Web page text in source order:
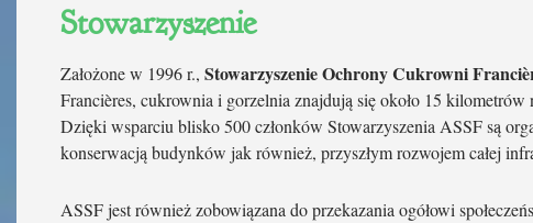
Stowarzyszenie
Założone w 1996 r., Stowarzyszenie Ochrony Cukrowni
Francières, cukrownia i gorzelnia znajdują się około 15 kilometrów
Dzięki wsparciu blisko 500 członków Stowarzyszenia ASSF są
konserwacją budynków jak również, przyszłym rozwojem całej
ASSF jest również zobowiązana do przekazania ogółowi